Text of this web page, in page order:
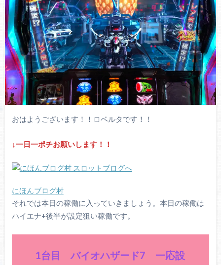
おはようございます！！ロベルタです！！
↓一日一ポチお願いします！！
にほんブログ村
それでは本日の稼働に入っていきましょう。本日の稼働は
ハイエナ+後半が設定狙い稼働です。
1台目 バイオハザード7 一応設